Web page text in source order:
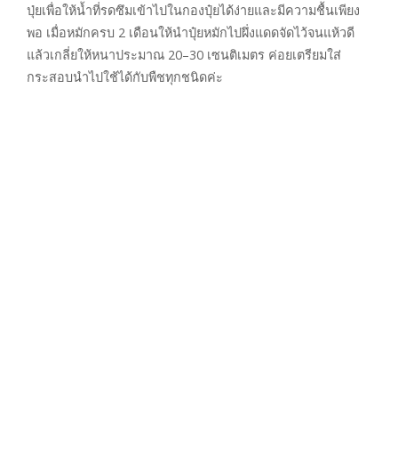
ปุ่ยเพื่อให้น้ำที่รดซึมเข้าไปในกองปุ๋ยได้ง่ายและมีความชื้นเพียง
พอ เมื่อหมักครบ 2 เดือนให้นำปุ๋ยหมักไปผึ่งแดดจัดไว้จนแห้วดี
แล้วเกลี่ยให้หนาประมาณ 20–30 เซนติเมตร ค่อยเตรียมใส่
กระสอบนำไปใช้ได้กับพืชทุกชนิดค่ะ